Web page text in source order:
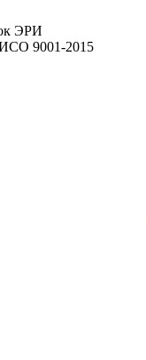
ЭРИ
9001-2015